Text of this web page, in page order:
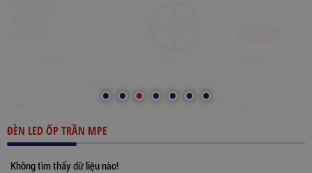
ĐÈN LED ỐP TRẦN MPE
Không tìm thấy dữ liệu nào!